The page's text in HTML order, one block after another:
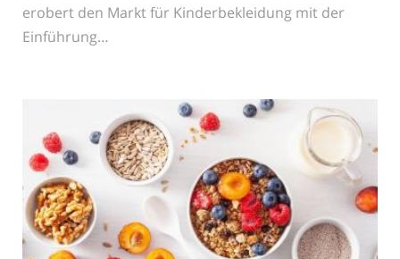
erobert den Markt für Kinderbekleidung mit der
Einführung…